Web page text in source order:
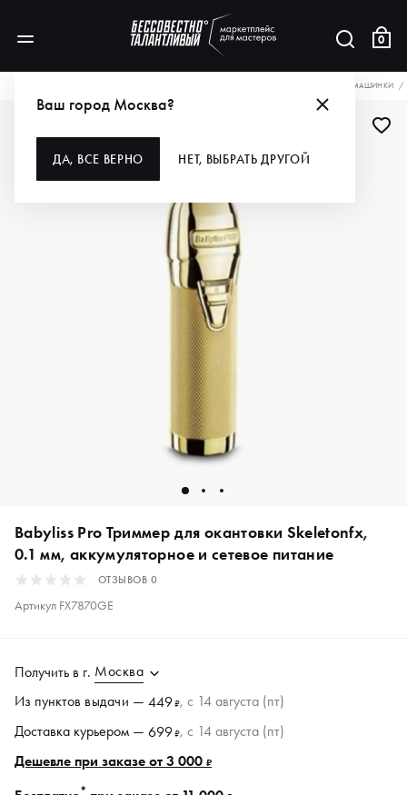
0
Ваш город Москва?
ДА, ВСЕ ВЕРНО НЕТ, ВЫБРАТЬ ДРУГОЙ
МАШИНКИ
Babyliss Pro Триммер для окантовки Skeletonfx,
0.1 мм, аккумуляторное и сетевое питание
ОТЗЫВОВ 0
Артикул FX7870GE
Получить в г. Москва
Из пунктов выдачи — 449₽, c 14 августа (пт)
Доставка курьером — 699₽, c 14 августа (пт)
Дешевле при заказе от 3 000 ₽
*